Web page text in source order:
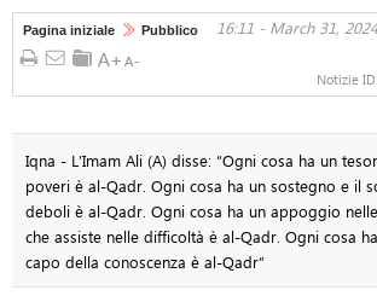
Pagina iniziale Pubblico 16:11 - March 31, 2024
Notizie ID:
Iqna - L’Imam Ali (A) disse: “Ogni cosa ha un
poveri è al-Qadr. Ogni cosa ha un sostegno e il
deboli è al-Qadr. Ogni cosa ha un appoggio
che assiste nelle difficoltà è al-Qadr. Ogni cosa
capo della conoscenza è al-Qadr”